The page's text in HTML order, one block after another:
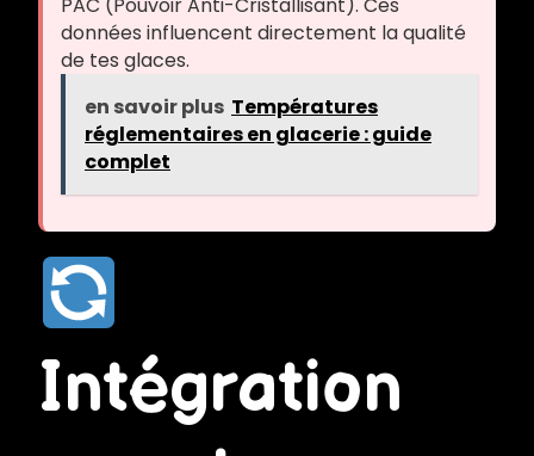
données influencent directement la qualité
de tes glaces.
en savoir plus Températures
réglementaires en glacerie : guide
complet
Intégration